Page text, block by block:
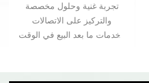
تجربة غنية وحلول مخصصة
والتركيز على الاتصالات
وخدمات ما بعد البيع في الوقت